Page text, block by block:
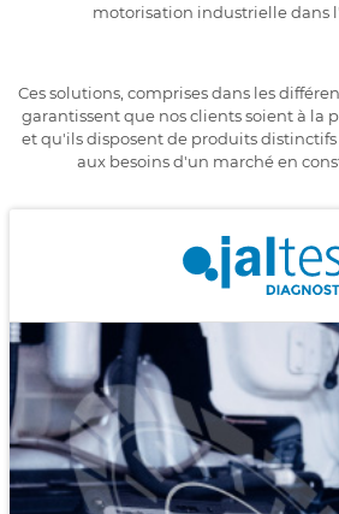
motorisation industrielle dans
Ces solutions, comprises dans les
garantissent que nos clients soient à la
et qu'ils disposent de produits
aux besoins d'un marché en